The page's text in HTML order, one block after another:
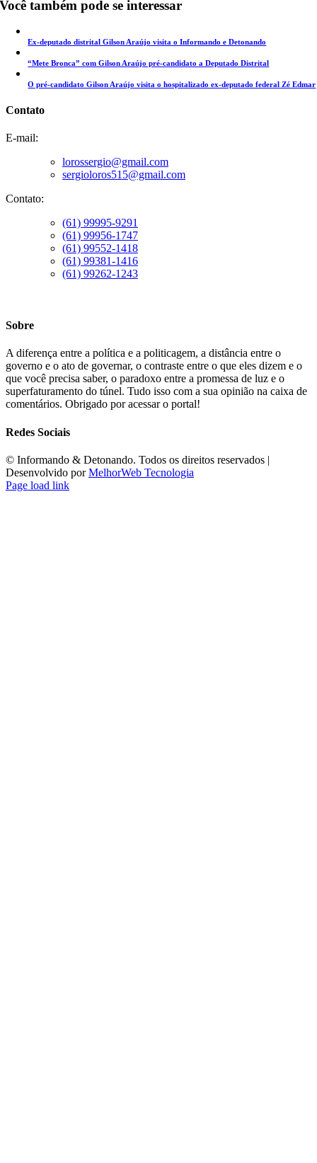
Você também pode se interessar
Ex-deputado distrital Gilson Araújo visita o Informando e Detonando
“Mete Bronca” com Gilson Araújo pré-candidato a Deputado Distrital
O pré-candidato Gilson Araújo visita o hospitalizado ex-deputado federal Zé Edmar
Contato
E-mail:
lorossergio@gmail.com
sergioloros515@gmail.com
Contato:
(61) 99995-9291
(61) 99956-1747
(61) 99552-1418
(61) 99381-1416
(61) 99262-1243
Sobre
A diferença entre a política e a politicagem, a distância entre o
governo e o ato de governar, o contraste entre o que eles dizem e o
que você precisa saber, o paradoxo entre a promessa de luz e o
superfaturamento do túnel. Tudo isso com a sua opinião na caixa de
comentários. Obrigado por acessar o portal!
Redes Sociais
©️ Informando & Detonando. Todos os direitos reservados |
Desenvolvido porMelhorWeb Tecnologia
Page load link